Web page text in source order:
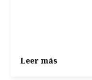
Leer más